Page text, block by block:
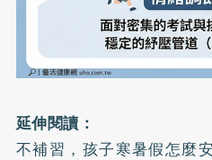
延伸閱讀：
不補習，孩子寒暑假怎麼